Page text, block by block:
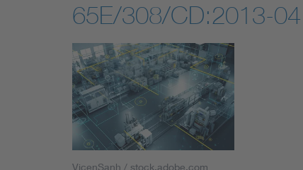
VDE Fokusthemen
Digital Security
Energy
Health
65E/308/CD:2013-04
VicenSanh / stock.adobe.com